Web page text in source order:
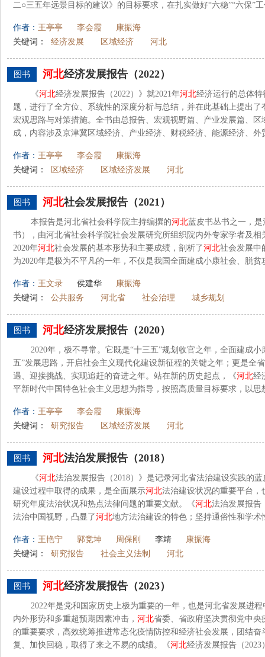
二○三五年远景目标的建议》的目标要求，在扎实做好“六稳”“六保”
作者： 王亭亭 李会霞
康振海
关键词：
经济发展 区域经济 河北
图书 河北经济发展报告（2022）
《河北经济发展报告（2022）》就2021年河北经济运行的总体
题，进行了全方位、系统性的深度分析与总结，并在此基础上提出
宏观思路与对策措施。全书由总报告、宏观视野篇、产业发展篇、
成，内容涉及京津冀区域经济、产业经济、财税经济、能源经济、外
作者： 王亭亭 李会霞
康振海
关键词：
区域经济 区域经济发展 河北
图书 河北社会发展报告（2021）
本报告是河北省社会科学院主持编撰的河北蓝皮书丛书之一，
书），由河北省社会科学院社会发展研究所组织院内外专家学者及
2020年河北社会发展的基本形势和主要成绩，剖析了河北社会发展中
为2020年是极为不平凡的一年，不仅是我国全面建成小康社会、脱
作者： 王文录 侯建华
康振海
关键词：
公共服务 河北省 社会治理 城乡规划
图书 河北经济发展报告（2020）
2020年，极不寻常。它既是“十三五”规划收官之年，全面建成
五”发展思路，开启社会主义现代化建设新征程的关键之年；更是全
遇、迎接挑战、实现追赶的奋进之年。站在新的历史起点，《河北经
平新时代中国特色社会主义思想为指导，按照高质量目标要求，以思
作者： 王亭亭 李会霞
康振海
关键词：
研究报告 区域经济发展 河北
图书 河北法治发展报告（2018）
《河北法治发展报告（2018）》是记录河北省法治建设实践的
建设过程中取得的成果，是全面展示河北法治建设状况的重要平台
研究年度法治状况和热点法律问题的重要文献。《河北法治发展报告
法治中国视野，凸显了河北地方法治建设的特色；坚持通俗性和学术
作者： 王艳宁 郭竞坤 周保刚 李靖
康振海
关键词：
研究报告 社会主义法制 河北
图书 河北经济发展报告（2023）
2022年是党和国家历史上极为重要的一年，也是河北省发展进
内外形势和多重超预期因素冲击， 河北省委、省政府坚决贯彻党中
的重要要求，高效统筹推进常态化疫情防控和经济社会发展，团结
复、加快回稳，取得了来之不易的成绩。《河北经济发展报告（